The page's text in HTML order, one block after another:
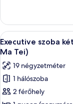
(Mature)
nemdohányzó
(Mature)
további
részletei
A
következő
szoba
összes
képének
megtekintése:
3
Executive szoba
Ma Tei)
19 négyzetméter
1 hálószoba
2 férőhely